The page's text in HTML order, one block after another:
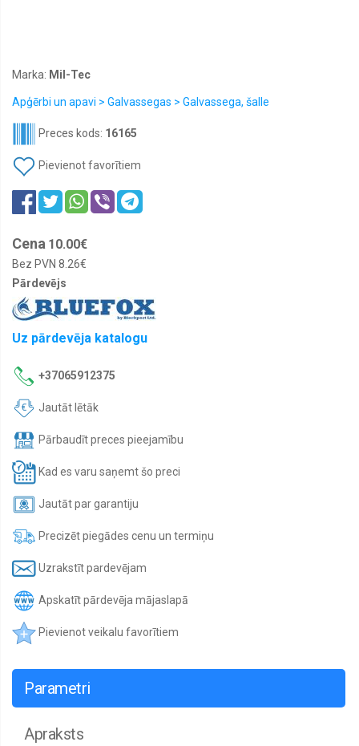
lukturīši,
spieķ
Makšķerēšanas
aprīkojums
Mugursomas,
somas,
kastes
Optiskais
Oriģinālie
priekšmeti
no
armijas
Pārtika,
sausās
devas
Pārvalki,
ūdensizturīgi
maisiņi
Pneimatiskie
ieroči,
Airsoft
Tūrisma
inventārs
virtuves
piederumi
Ūdens
Vēsturiskās
kopijas
Marka: Mil-Tec
Apģērbi un apavi > Galvassegas > Galvassega, šalle
Preces kods: 16165
Pievienot favorītiem
Cena 10.00€
Bez PVN 8.26€
Pārdevējs
Uz pārdevēja katalogu
+37065912375
Jautāt lētāk
Pārbaudīt preces pieejamību
Kad es varu saņemt šo preci
Jautāt par garantiju
Precizēt piegādes cenu un termiņu
Uzrakstīt pardevējam
Apskatīt pārdevēja mājaslapā
Pievienot veikalu favorītiem
Parametri
Apraksts